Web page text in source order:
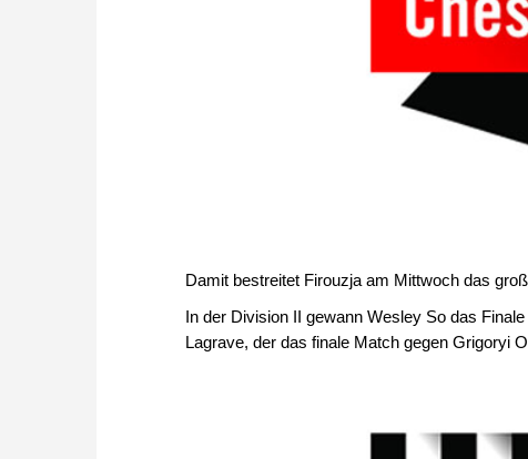
Damit bestreitet Firouzja am Mittwoch das
In der Division II gewann Wesley So das
Lagrave, der das finale Match gegen Grigoryi